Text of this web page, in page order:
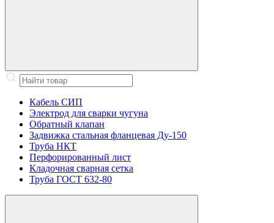
Кабель СИП
Электрод для сварки чугуна
Обратный клапан
Задвижка стальная фланцевая Ду-150
Труба НКТ
Перфорированный лист
Кладочная сварная сетка
Труба ГОСТ 632-80